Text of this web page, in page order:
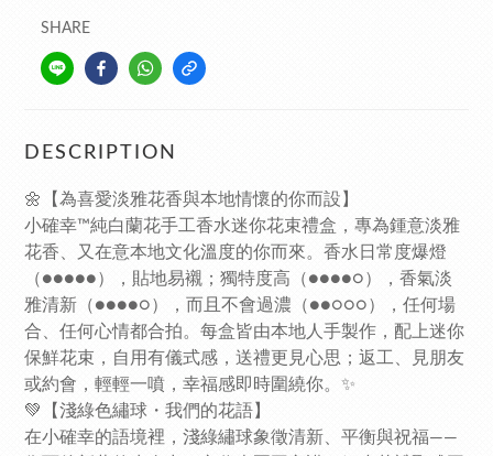
SHARE
DESCRIPTION
🌼【為喜愛淡雅花香與本地情懷的你而設】
小確幸™純白蘭花手工香水迷你花束禮盒，專為鍾意淡雅
花香、又在意本地文化溫度的你而來。香水日常度爆燈
（●●●●●），貼地易襯；獨特度高（●●●●○），香氣淡
雅清新（●●●●○），而且不會過濃（●●○○○），任何場
合、任何心情都合拍。每盒皆由本地人手製作，配上迷你
保鮮花束，自用有儀式感，送禮更見心思；返工、見朋友
或約會，輕輕一噴，幸福感即時圍繞你。✨
💚【淺綠色繡球・我們的花語】
在小確幸的語境裡，淺綠繡球象徵清新、平衡與祝福——